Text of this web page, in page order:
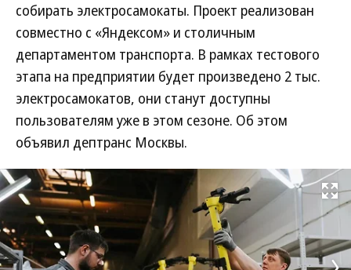
собирать электросамокаты. Проект реализован
совместно с «Яндексом» и столичным
департаментом транспорта. В рамках тестового
этапа на предприятии будет произведено 2 тыс.
электросамокатов, они станут доступны
пользователям уже в этом сезоне. Об этом
объявил дептранс Москвы.
Развернуть